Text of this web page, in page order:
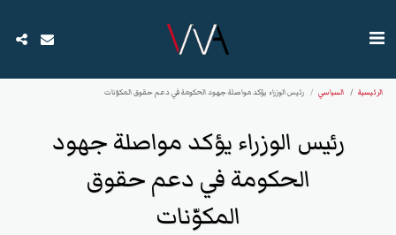
الرئيسية السياسي رئيس الوزراء يؤكد مواصلة جهود الحكومة في دعم حقوق المكوّنات
رئيس الوزراء يؤكد مواصلة جهود
الحكومة في دعم حقوق
المكوّنات